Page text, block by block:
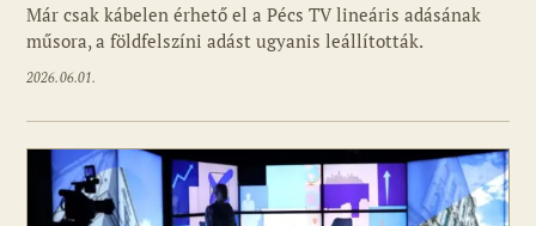
Már csak kábelen érhető el a Pécs TV lineáris adásának
műsora, a földfelszíni adást ugyanis leállították.
2026.06.01.